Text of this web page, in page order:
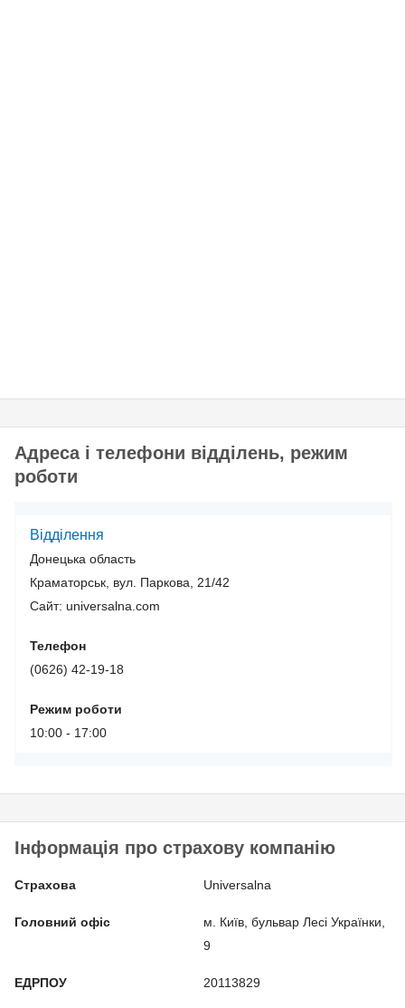
Адреса і телефони відділень, режим
роботи
Відділення
Донецька область
Краматорськ, вул. Паркова, 21/42
Сайт: universalna.com
Телефон
(0626) 42-19-18
Режим роботи
10:00 - 17:00
Інформація про страхову компанію
Страхова Universalna
Головний офіс
м. Київ, бульвар Лесі Українки,
9
ЕДРПОУ 20113829